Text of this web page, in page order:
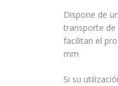
Dispone de
transporte de
facilitan el
mm
Si su